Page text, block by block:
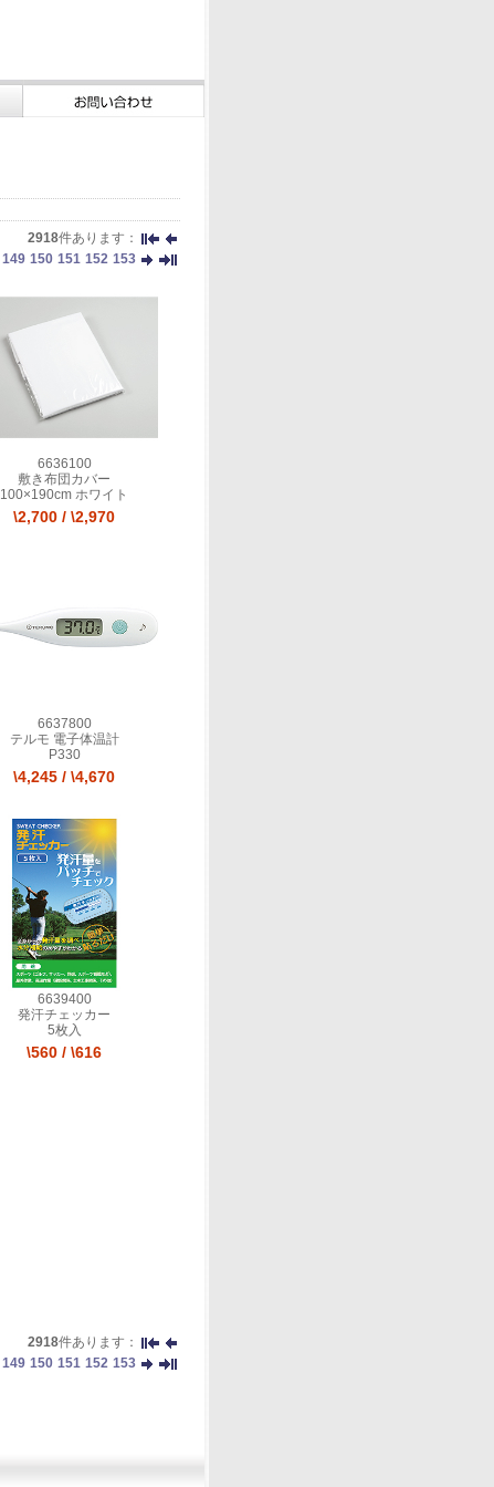
2918件あります：
149 150 151 152 153
6636100
敷き布団カバー
100×190cm ホワイト
\2,700 / \2,970
6637800
テルモ 電子体温計
P330
\4,245 / \4,670
6639400
発汗チェッカー
5枚入
\560 / \616
2918件あります：
149 150 151 152 153